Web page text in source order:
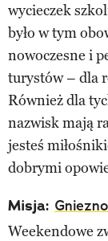
wycieczek
było w tym
nowoczesne i
turystów – dla
Również dla
nazwisk mają
jesteś
dobrymi
Misja: Gniezno
Weekendowe